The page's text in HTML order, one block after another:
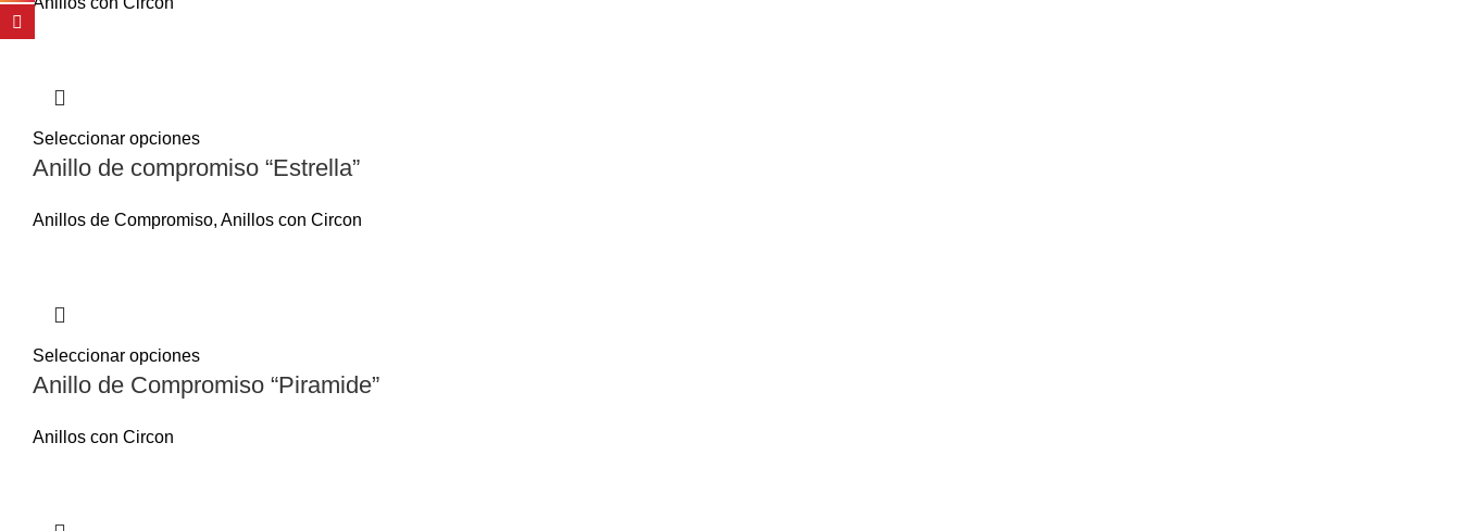
Seleccionar opciones
Anillo de compromiso “Estrella”
Anillos de Compromiso, Anillos con Circon
Seleccionar opciones
Anillo de Compromiso “Piramide”
Anillos con Circon